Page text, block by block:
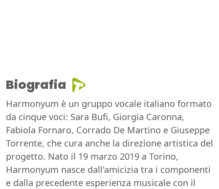
Biografia
Harmonyum è un gruppo vocale italiano formato
da cinque voci: Sara Bufi, Giorgia Caronna,
Fabiola Fornaro, Corrado De Martino e Giuseppe
Torrente, che cura anche la direzione artistica del
progetto. Nato il 19 marzo 2019 a Torino,
Harmonyum nasce dall'amicizia tra i componenti
e dalla precedente esperienza musicale con il